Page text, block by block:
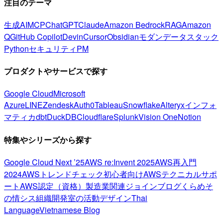
生成AIMCPChatGPTClaudeAmazon BedrockRAGAmazon
QGitHub CopilotDevinCursorObsidianモダンデータスタック
PythonセキュリティPM
プロダクトやサービスで探す
Google CloudMicrosoft
AzureLINEZendeskAuth0TableauSnowflakeAlteryxインフォ
マティカdbtDuckDBCloudflareSplunkVision OneNotion
特集やシリーズから探す
Google Cloud Next ’25AWS re:Invent 2025AWS再入門
2024AWSトレンドチェック初心者向けAWSテクニカルサポ
ートAWS認定（資格） 製造業関連ジョインブログくらめそ
の情シス組織開発室の活動デザインThai
LanguageVietnamese Blog